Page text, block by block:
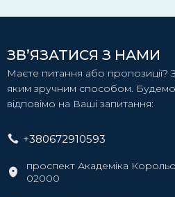
ЗВ’ЯЗАТИСЯ З НАМИ
Маєте питання або пропозиції?
яким зручним способом. Будемо
відповімо на Ваші запитання:
+380672910593
проспект Академіка
02000